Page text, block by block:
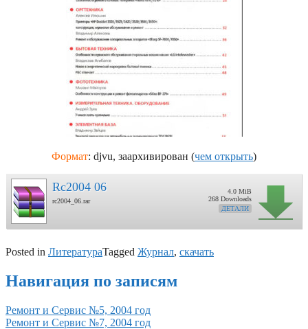
Формат: djvu, заархивирован (чем открыть)
Rc2004 06
rc2004_06.rar
4.0 MiB
268 Downloads
ДЕТАЛИ
Posted in ЛитератураTagged Журнал, скачать
Навигация по записям
Ремонт и Сервис №5, 2004 год
Ремонт и Сервис №7, 2004 год